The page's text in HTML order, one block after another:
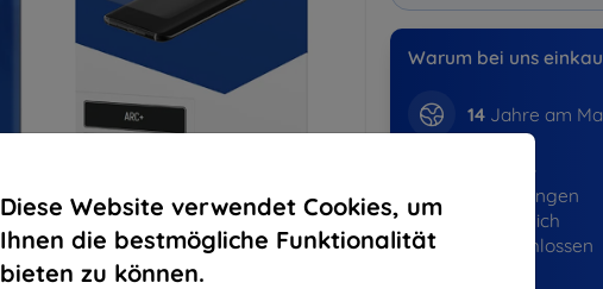
Diese Website verwendet Cookies, um
Ihnen die bestmögliche Funktionalität
bieten zu können.
Warum bei uns
14Jahre am
819530+
Bestellungen
erfolgreich
abgeschlossen